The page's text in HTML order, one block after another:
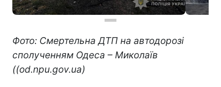
Фото: Смертельна ДТП на автодорозі
сполученням Одеса – Миколаїв
((od.npu.gov.ua)